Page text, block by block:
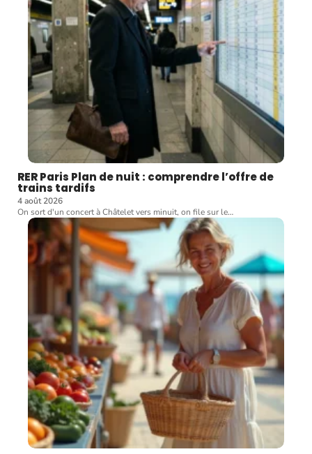
RER Paris Plan de nuit : comprendre l’offre de
trains tardifs
4 août 2026
On sort d'un concert à Châtelet vers minuit, on file sur le…